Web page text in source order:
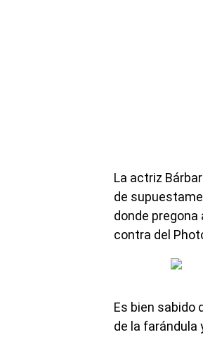
La actriz
de
donde
contra del
Es bien sabido
de la farándula